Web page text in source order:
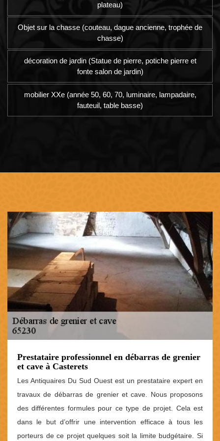
plateau)
Objet sur la chasse (couteau, dague ancienne, trophée de
chasse)
décoration de jardin (Statue de pierre, potiche pierre et
fonte salon de jardin)
mobilier XXe (année 50, 60, 70, luminaire, lampadaire,
fauteuil, table basse)
Prestataire professionnel en débarras de grenier
et cave à Casterets
Les Antiquaires Du Sud Ouest est un prestataire expert en
travaux de débarras de grenier et cave. Nous proposons
des différentes formules pour ce type de projet. Cela est
dans le but d’offrir une intervention efficace à tous les
porteurs de ce projet quelques soit la limite budgétaire. Si